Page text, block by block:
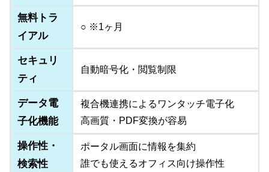
無料トラ
イアル
○ ※1ヶ月
セキュリ
ティ
自動暗号化・閲覧制限
データ電
子化機能
複合機連携によるワンタッチ電子化
高画質・PDF変換が容易
操作性・
検索性
ポータル画面に情報を集約
誰でも使えるオフィス向け操作性